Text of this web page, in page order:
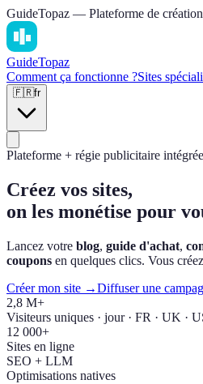
GuideTopaz — Plateforme de
GuideTopaz
Comment ça fonctionne ?Sites
🇫🇷fr
Plateforme + régie publicitaire intégrée
Créez vos sites,
on les monétise pour
Lancez votre blog, guide d'achat,
coupons en quelques clics. Vous
Créer mon site →Diffuser une
2,8 M+
Visiteurs uniques · jour · FR · UK ·
12 000+
Sites en ligne
SEO + LLM
Optimisations natives